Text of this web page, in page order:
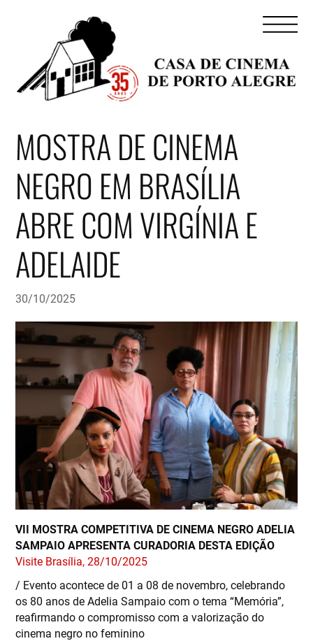
MOSTRA DE CINEMA
NEGRO EM BRASÍLIA
ABRE COM VIRGÍNIA E
ADELAIDE
30/10/2025
VII MOSTRA COMPETITIVA DE CINEMA NEGRO ADELIA
SAMPAIO APRESENTA CURADORIA DESTA EDIÇÃO
Visite Brasília, 28/10/2025
/ Evento acontece de 01 a 08 de novembro, celebrando
os 80 anos de Adelia Sampaio com o tema “Memória”,
reafirmando o compromisso com a valorização do
cinema negro no feminino